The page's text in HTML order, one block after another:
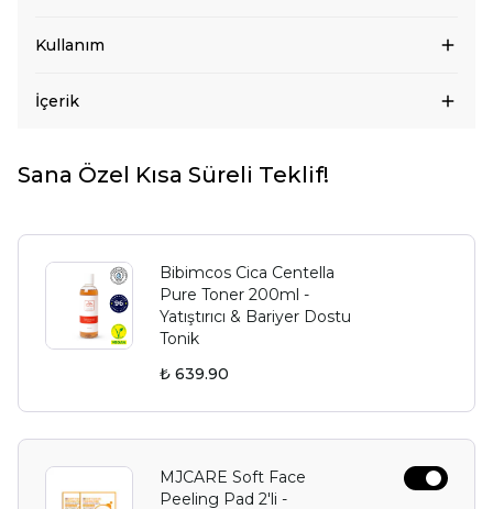
Kullanım
İçerik
Sana Özel Kısa Süreli Teklif!
Bibimcos Cica Centella
Pure Toner 200ml -
Yatıştırıcı & Bariyer Dostu
Tonik
₺ 639.90
MJCARE Soft Face
Peeling Pad 2'li -